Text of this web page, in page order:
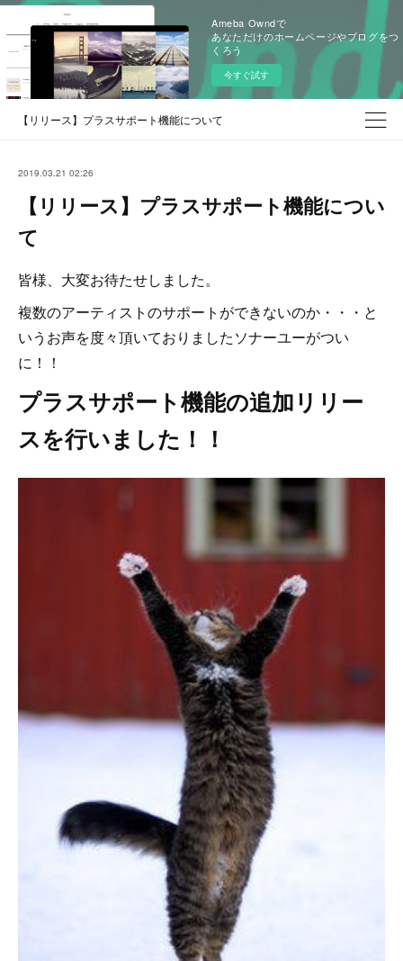
Ameba Owndで
あなただけのホームページやブログをつ
くろう
今すぐ試す
【リリース】プラスサポート機能について
2019.03.21 02:26
【リリース】プラスサポート機能につい
て
皆様、大変お待たせしました。
複数のアーティストのサポートができないのか・・・と
いうお声を度々頂いておりましたソナーユーがつい
に！！
プラスサポート機能の追加リリー
スを行いました！！